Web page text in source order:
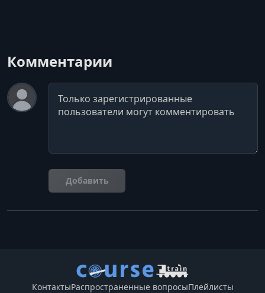
Комментарии
Комментарий
Добавить
КонтактыРаспространенные вопросыПлейлисты